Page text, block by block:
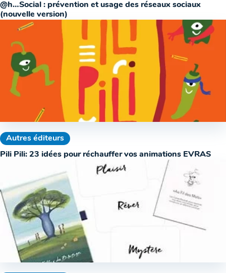
@h…Social : prévention et usage des réseaux sociaux
(nouvelle version)
Autres éditeurs
Pili Pili: 23 idées pour réchauffer vos animations EVRAS